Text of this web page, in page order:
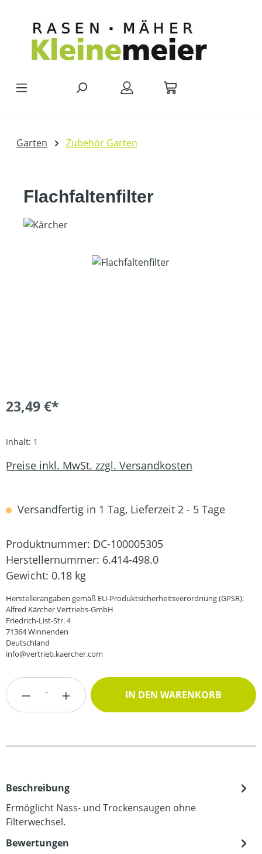
Garten Zubehör Garten
Flachfaltenfilter
Bildergalerie überspringen
23,49 €*
Inhalt: 1
Preise inkl. MwSt. zzgl. Versandkosten
Versandfertig in 1 Tag, Lieferzeit 2 - 5 Tage
Produktnummer: DC-100005305
Herstellernummer: 6.414-498.0
Gewicht: 0.18 kg
Herstellerangaben gemäß EU-Produktsicherheitsverordnung (GPSR):
Alfred Kärcher Vertriebs-GmbH
Friedrich-List-Str. 4
71364 Winnenden
Deutschland
info@vertrieb.kaercher.com
Produkt Anzahl: Gib den gewünschten
IN DEN WARENKORB
Beschreibung
Ermöglicht Nass- und Trockensaugen ohne
Filterwechsel.
Bewertungen